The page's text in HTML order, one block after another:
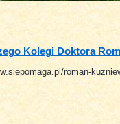
Kolegi Doktora
roman-